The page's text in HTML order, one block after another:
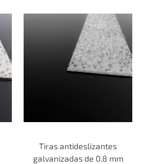
Tiras antideslizantes
galvanizadas de 0.8 mm